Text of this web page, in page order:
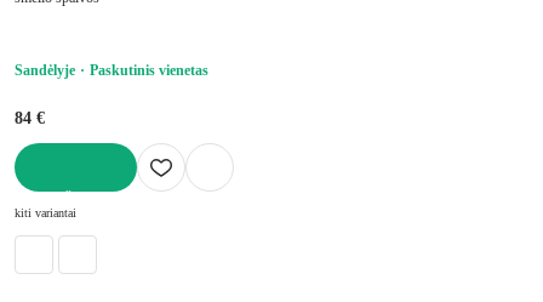
Sandėlyje Paskutinis vienetas
84 €
kiti variantai